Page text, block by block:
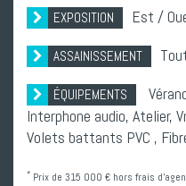
EXPOSITION Est /
ASSAINISSEMENT
ÉQUIPEMENTS
Interphone audio, Atelier,
Volets battants PVC ,
* Prix de 315 000 € hors frais